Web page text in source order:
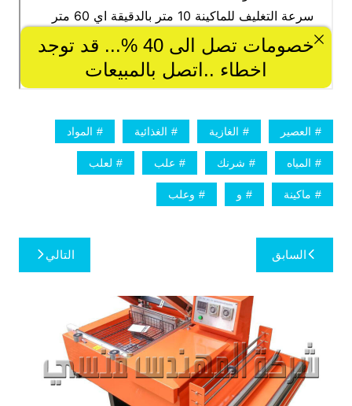
العصير الغازية الغذائية المواد
المياه شرنك علب لعلب
ماكينة و وعلب
تصفّح
المقالات
السابق التالي